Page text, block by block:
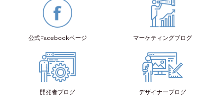
公式Facebookページ マーケティングブログ
開発者ブログ デザイナーブログ